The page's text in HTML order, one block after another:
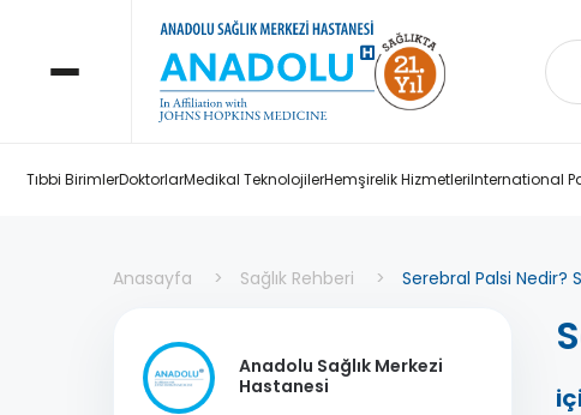
Tıbbi BirimlerDoktorlarMedikal TeknolojilerHemşirelik HizmetleriInternational
Anasayfa Sağlık Rehberi Serebral Palsi Nedir?
Anadolu Sağlık Merkezi
Hastanesi